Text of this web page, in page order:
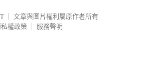
文章與圖片權利屬原作者所有
私權政策
服務聲明